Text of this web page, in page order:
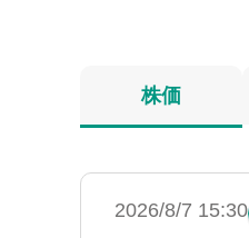
株価
2026/8/7 15:30